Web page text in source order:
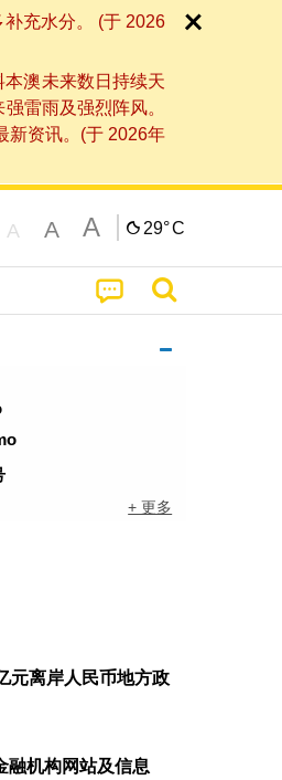
充水分。 (于 2026
澳未来数日持续天
雷雨及强烈阵风。
新资讯。(于 2026年
A A A 29°C
+ 更多
元离岸人民币地方政
融机构网站及信息